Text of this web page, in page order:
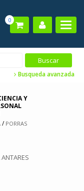
0
Busqueda avanzada
Y
/ PORRAS